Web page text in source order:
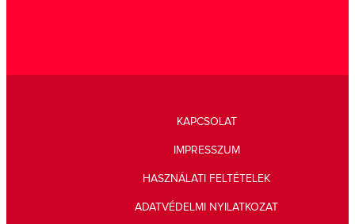
KAPCSOLAT
IMPRESSZUM
HASZNÁLATI FELTÉTELEK
ADATVÉDELMI NYILATKOZAT